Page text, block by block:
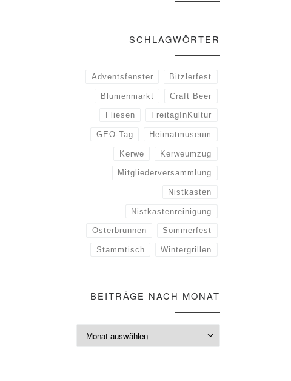
SCHLAGWÖRTER
Adventsfenster Bitzlerfest
Blumenmarkt Craft Beer
Fliesen FreitagInKultur
GEO-Tag Heimatmuseum
Kerwe Kerweumzug
Mitgliederversammlung
Nistkasten
Nistkastenreinigung
Osterbrunnen Sommerfest
Stammtisch Wintergrillen
BEITRÄGE NACH MONAT